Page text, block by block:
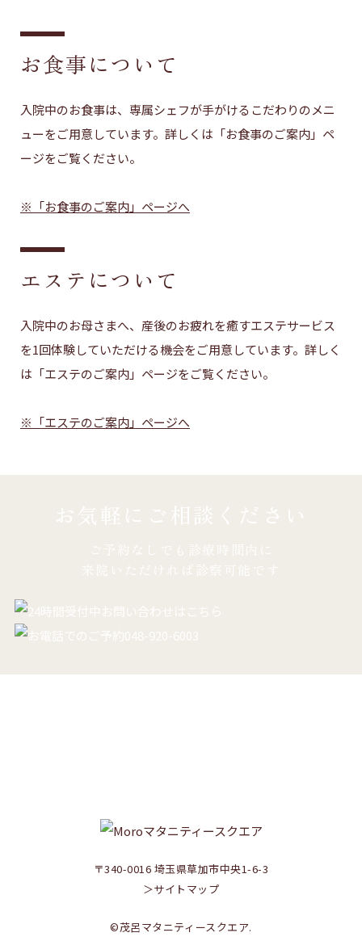
お食事について
入院中のお食事は、専属シェフが手がけるこだわりのメニ
ューをご用意しています。詳しくは「お食事のご案内」ペ
ージをご覧ください。
※「お食事のご案内」ページへ
エステについて
入院中のお母さまへ、産後のお疲れを癒すエステサービス
を1回体験していただける機会をご用意しています。詳しく
は「エステのご案内」ページをご覧ください。
※「エステのご案内」ページへ
お気軽にご相談ください
ご予約なしでも診療時間内に
来院いただければ診察可能です
〒340-0016 埼玉県草加市中央1-6-3
＞サイトマップ
©茂呂マタニティースクエア.